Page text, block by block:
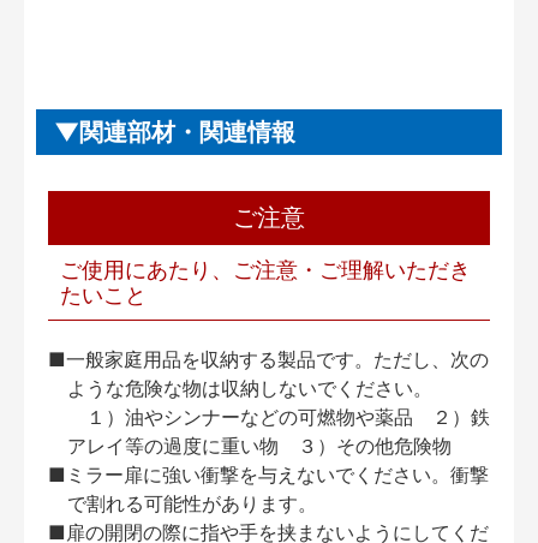
関連部材・関連情報
ご注意
ご使用にあたり、ご注意・ご理解いただき
たいこと
■一般家庭用品を収納する製品です。ただし、次の
ような危険な物は収納しないでください。
１）油やシンナーなどの可燃物や薬品 ２）鉄
アレイ等の過度に重い物 ３）その他危険物
■ミラー扉に強い衝撃を与えないでください。衝撃
で割れる可能性があります。
■扉の開閉の際に指や手を挟まないようにしてくだ